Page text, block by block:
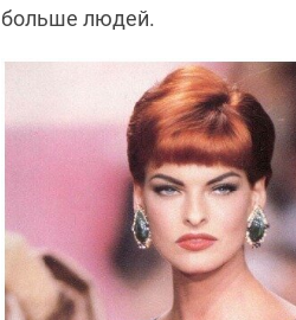
больше людей.